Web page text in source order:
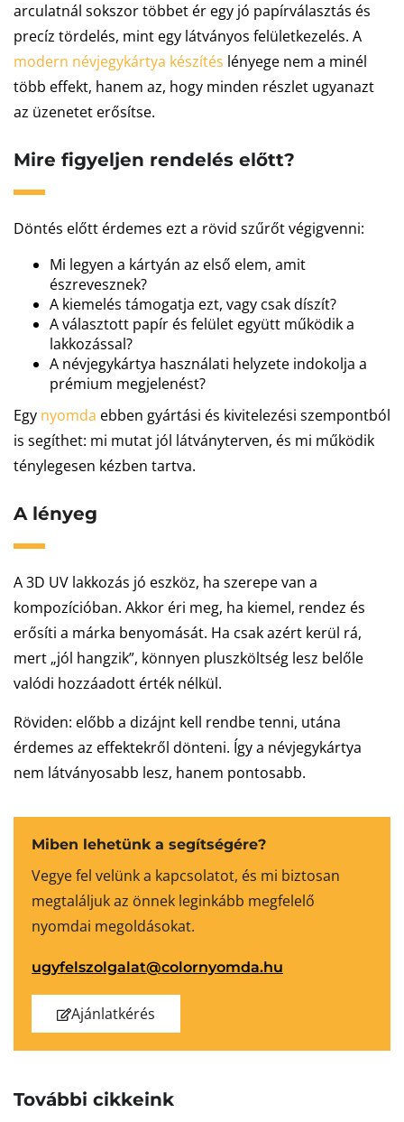
arculatnál sokszor többet ér egy jó papírválasztás és
precíz tördelés, mint egy látványos felületkezelés. A
modern névjegykártya készítés lényege nem a minél
több effekt, hanem az, hogy minden részlet ugyanazt
az üzenetet erősítse.
Mire figyeljen rendelés előtt?
Döntés előtt érdemes ezt a rövid szűrőt végigvenni:
Mi legyen a kártyán az első elem, amit
észrevesznek?
A kiemelés támogatja ezt, vagy csak díszít?
A választott papír és felület együtt működik a
lakkozással?
A névjegykártya használati helyzete indokolja a
prémium megjelenést?
Egy nyomda ebben gyártási és kivitelezési szempontból
is segíthet: mi mutat jól látványterven, és mi működik
ténylegesen kézben tartva.
A lényeg
A 3D UV lakkozás jó eszköz, ha szerepe van a
kompozícióban. Akkor éri meg, ha kiemel, rendez és
erősíti a márka benyomását. Ha csak azért kerül rá,
mert „jól hangzik”, könnyen pluszköltség lesz belőle
valódi hozzáadott érték nélkül.
Röviden: előbb a dizájnt kell rendbe tenni, utána
érdemes az effektekről dönteni. Így a névjegykártya
nem látványosabb lesz, hanem pontosabb.
Miben lehetünk a segítségére?
Vegye fel velünk a kapcsolatot, és mi biztosan
megtaláljuk az önnek leginkább megfelelő
nyomdai megoldásokat.
ugyfelszolgalat@colornyomda.hu
Ajánlatkérés
További cikkeink